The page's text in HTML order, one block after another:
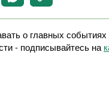
о главных событиях
- подписывайтесь на